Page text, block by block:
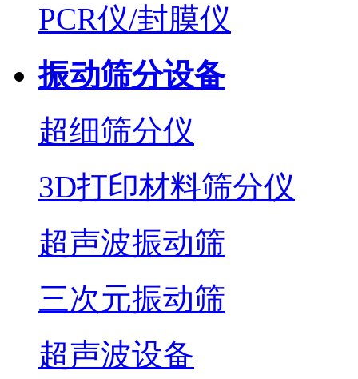
PCR仪/封膜仪
振动筛分设备
超细筛分仪
3D打印材料筛分仪
超声波振动筛
三次元振动筛
超声波设备